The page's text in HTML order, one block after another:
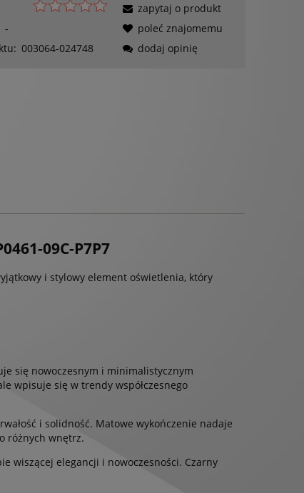
-
003064-024748
zapytaj o produkt
poleć znajomemu
dodaj opinię
09C-P7P7
i stylowy element oświetlenia, który
się nowoczesnym i minimalistycznym
wpisuje się w trendy współczesnego
i solidność. Matowe wykończenie nadaje
różnych wnętrz.
wiszącej elegancji i nowoczesności. Czarny